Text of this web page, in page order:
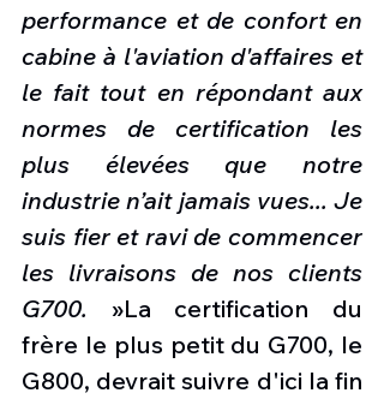
performance et de confort en
cabine à l'aviation d'affaires et
le fait tout en répondant aux
normes de certification les
plus élevées que notre
industrie n’ait jamais vues... Je
suis fier et ravi de commencer
les livraisons de nos clients
G700. »La certification du
frère le plus petit du G700, le
G800, devrait suivre d'ici la fin